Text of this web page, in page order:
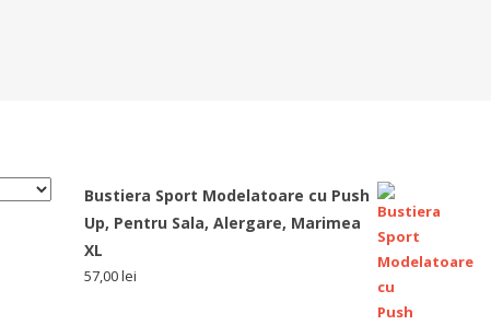
Bustiera Sport Modelatoare cu Push
Up, Pentru Sala, Alergare, Marimea
XL
57,00lei